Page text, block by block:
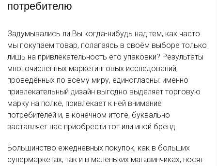
потребителю
Задумывались ли Вы когда-нибудь над тем, как часто
мы покупаем товар, полагаясь в своём выборе только
лишь на привлекательность его упаковки? Результаты
многочисленных маркетинговых исследований,
проведённых по всему миру, единогласны: именно
привлекательный дизайн выгодно выделяет торговую
марку на полке, привлекает к ней внимание
потребителей и, в конечном итоге, буквально
заставляет нас приобрести тот или иной бренд.
Большинство ежедневных покупок, как в больших
супермаркетах, так и в маленьких магазинчиках, носят